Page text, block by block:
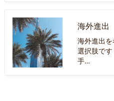
海外進出
海外進出
選択肢で
手…